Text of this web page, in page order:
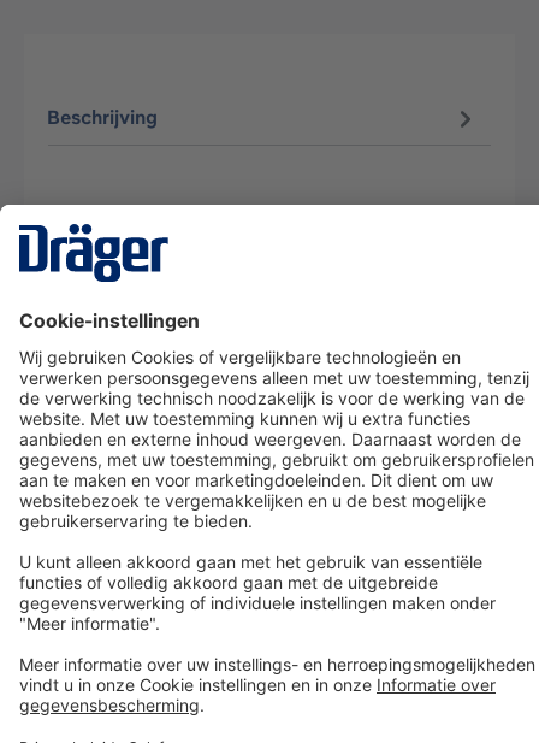
Beschrijving
Dräger klantenservice
Over Dräger
Bestellen in onze webshop
Community